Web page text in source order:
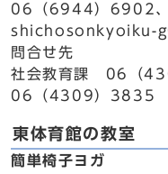
06（6944）6902
shichosonkyoiku-
問合せ先
社会教育課 06（
06（4309）3835
東体育館の教室
簡単椅子ヨガ